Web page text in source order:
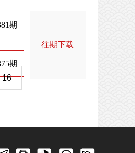
期
期
16
往期下载